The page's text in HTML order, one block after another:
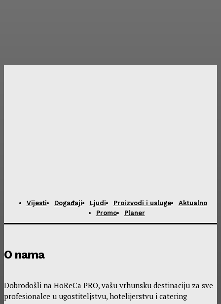
Vijesti Događaji Ljudi Proizvodi i usluge
Aktualno
Promo
Planer
O nama
Dobrodošli na HoReCa PRO, vašu vrhunsku destinaciju za sve
profesionalce u ugostiteljstvu, hotelijerstvu i catering